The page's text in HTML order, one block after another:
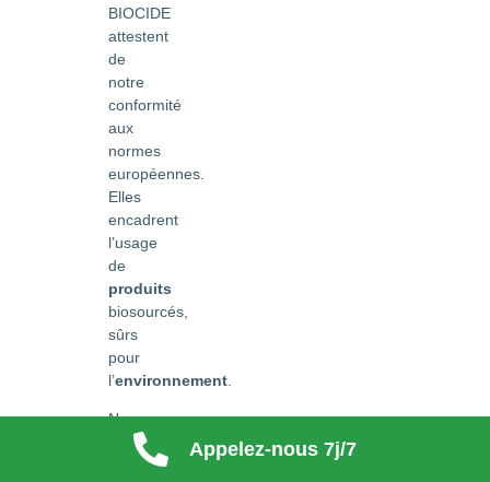
Appelez-nous 7j/7
BIOCIDE
attestent
de
notre
conformité
aux
normes
européennes.
Elles
encadrent
l’usage
de
produits
biosourcés,
sûrs
pour
l’environnement
Nos
techniciens
suivent